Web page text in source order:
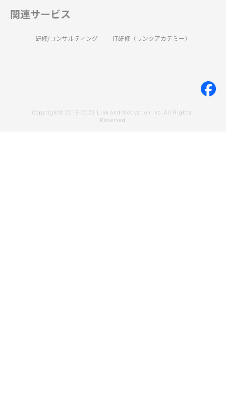
関連サービス
研修/コンサルティング IT研修（リンクアカデミー）
Copyright© 2018-2023 Link and Motivation Inc. All Rights
Reserved